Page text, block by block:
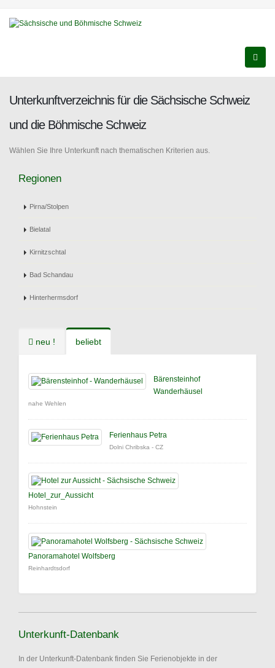
Unterkunftverzeichnis für die Sächsische Schweiz
und die Böhmische Schweiz
Wählen Sie Ihre Unterkunft nach thematischen Kriterien aus.
Regionen
Pirna/Stolpen
Bielatal
Kirnitzschtal
Bad Schandau
Hinterhermsdorf
neu ! beliebt
Bärensteinhof
Wanderhäusel
nahe Wehlen
Ferienhaus Petra
Dolni Chribska - CZ
Hotel_zur_Aussicht
Hohnstein
Panoramahotel Wolfsberg
Reinhardtsdorf
Unterkunft-Datenbank
In der Unterkunft-Datenbank finden Sie Ferienobjekte in der